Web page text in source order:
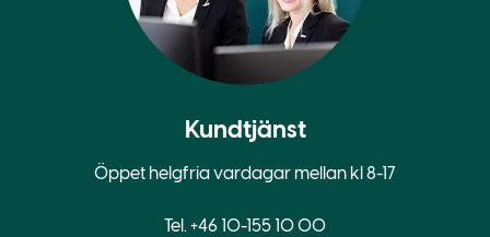
Kundtjänst
Öppet helgfria vardagar mellan kl 8-17
Tel. +46 10-155 10 00